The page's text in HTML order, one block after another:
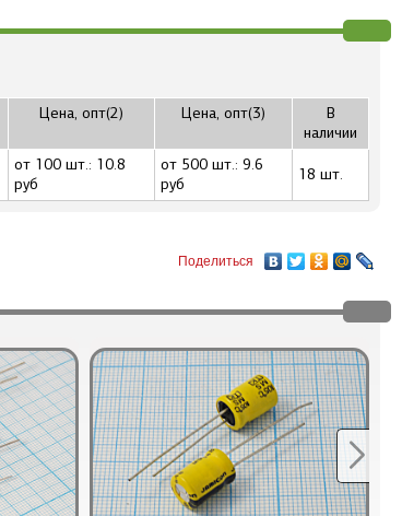
Цена, опт(2) Цена, опт(3)
В
наличии
от 100 шт.: 10.8
руб
от 500 шт.: 9.6
руб
18 шт.
Поделиться